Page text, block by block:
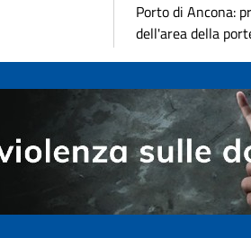
Porto di Ancona:
dell'area della